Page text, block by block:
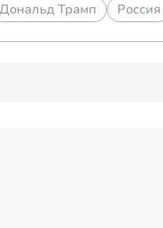
Дональд Трамп Россия